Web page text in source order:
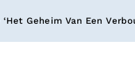
Geheim Van Een